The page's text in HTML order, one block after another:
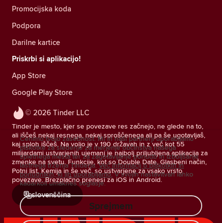
© 2026 Tinder LLC
Tinder je mesto, kjer se povezave res začnejo, ne glede na to,
ali iščeš nekaj resnega, nekaj sproščenega ali pa še ugotavljaš,
kaj sploh iščeš. Na voljo je v 190 državah in z več kot 55
milijardami ustvarjenih ujemanj je najbolj priljubljena aplikacija za
zmenke na svetu. Funkcije, kot so Double Date, Glasbeni način,
Potni list, Kemija in še več, so ustvarjene za vsako vrsto
povezave. Brezplačno prenesi za iOS in Android.
slovenščina
Promocijska koda
Podpora
Darilne kartice
Priskrbi si aplikacijo!
App Store
Google Play Store
Cenimo tvojo zasebnost. Mi in naši partnerji uporabljamo
piškotke za sledenje za merjenje občinstva našega
spletnega mesta ter za zagotavljanje ponudb in izboljšanje
lastnega trženja Tinderja. Več informacij o piškotkih in
ponudnikih, ki jih uporabljamo. V svojih nastavitvah lahko
kadarkoli umakneš soglasje.
Sprejmem